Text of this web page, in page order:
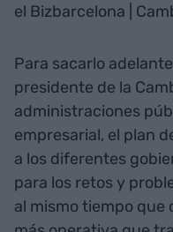
el Bizbarcelona |
Para sacarlo
presidente de la
administraciones
empresarial, el plan
a los diferentes
para los retos y
al mismo tiempo